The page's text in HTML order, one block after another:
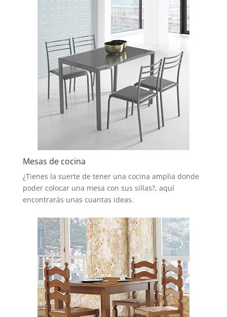
Mesas de cocina
¿Tienes la suerte de tener una cocina amplia donde
poder colocar una mesa con sus sillas?, aquí
encontrarás unas cuantas ideas.